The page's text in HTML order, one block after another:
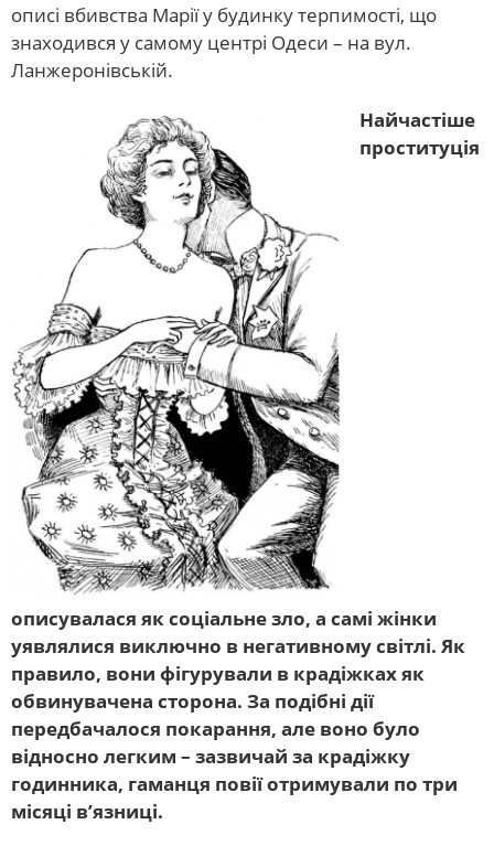
описі вбивства Марії у будинку терпимості, що
знаходився у самому центрі Одеси – на вул.
Ланжеронівській.
Найчастіше
проституція
описувалася як соціальне зло, а самі жінки
уявлялися виключно в негативному світлі. Як
правило, вони фігурували в крадіжках як
обвинувачена сторона. За подібні дії
передбачалося покарання, але воно було
відносно легким – зазвичай за крадіжку
годинника, гаманця повії отримували по три
місяці в’язниці.